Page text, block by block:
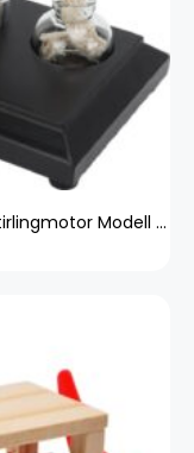
Cocosity Stirlingmotor Motor Modell,Stirlingmotor Modell Bausatz,Stirlingmotor Motor Spielzeug,Stirlingmotor Modell,Stirlingmotor Spielzeug Bausatz,Lernspielzeug